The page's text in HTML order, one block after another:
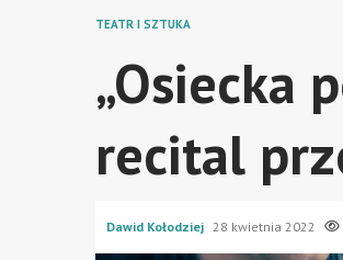
TEATR I SZTUKA
„Osiecka
recital
Dawid Kołodziej 28 kwietnia 2022